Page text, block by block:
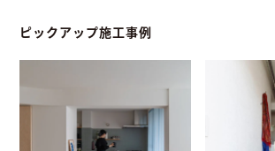
ピックアップ施工事例